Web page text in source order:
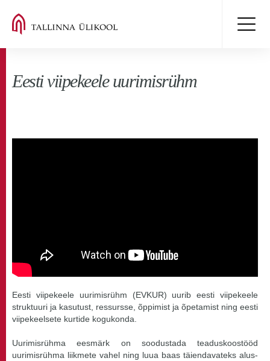
Eesti viipekeele uurimisrühm
Eesti viipekeele uurimisrühm (EVKUR) uurib eesti viipekeele
struktuuri ja kasutust, ressursse, õppimist ja õpetamist ning eesti
viipekeelsete kurtide kogukonda.
Uurimisrühma eesmärk on soodustada teaduskoostööd
uurimisrühma liikmete vahel ning luua baas täiendavateks alus-